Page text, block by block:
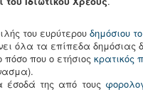
του ευρύτερου δημόσιου
όλα τα επίπεδα δημόσιας
που ο ετήσιος κρατικός
έσοδά της από τους